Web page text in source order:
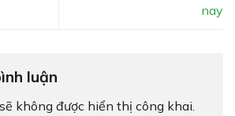
nay
luận
không được hiển thị công khai.